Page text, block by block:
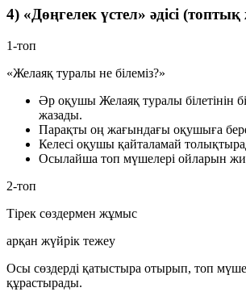
4) «Дөңгелек үстел» әдісі
1-топ
«Желаяқ туралы не білеміз?»
Әр оқушы Желаяқ туралы білетінін
жазады.
Парақты оң жағындағы оқушыға
Келесі оқушы қайталамай
Осылайша топ мүшелері ойларын
2-топ
Тірек сөздермен жұмыс
арқан жүйрік тежеу
Осы сөздерді қатыстыра отырып, топ
құрастырады.